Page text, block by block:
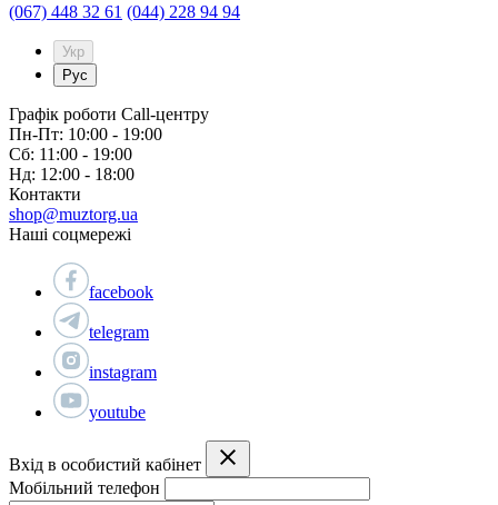
(067) 448 32 61 (044) 228 94 94
Укр
Рус
Графік роботи Call-центру
Пн-Пт: 10:00 - 19:00
Сб: 11:00 - 19:00
Нд: 12:00 - 18:00
Контакти
shop@muztorg.ua
Наші соцмережі
facebook
telegram
instagram
youtube
Вхід в особистий кабінет
Мобільний телефон